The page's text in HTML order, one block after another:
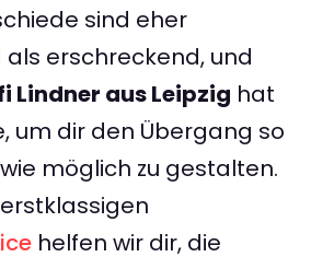
sind eher
erschreckend, und
Lindner aus Leipzig hat
um dir den Übergang so
möglich zu gestalten.
helfen wir dir, die